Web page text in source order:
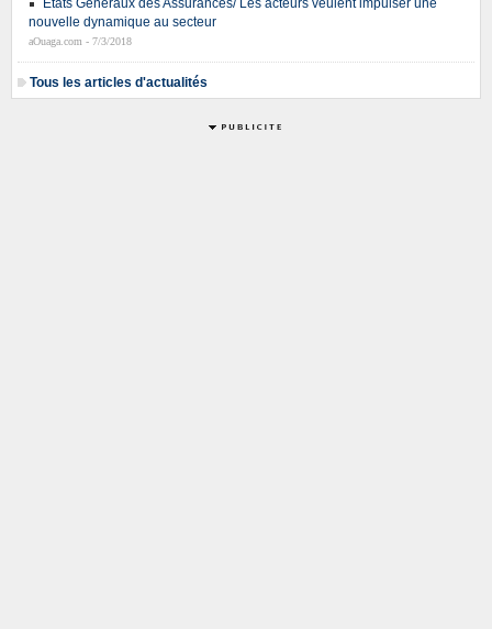
nouvelle dynamique au secteur
aOuaga.com - 7/3/2018
Tous les articles d'actualités